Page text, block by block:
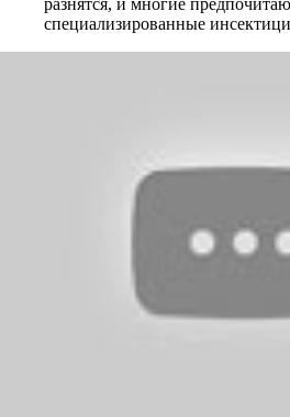
разнятся, и многие
специализированные